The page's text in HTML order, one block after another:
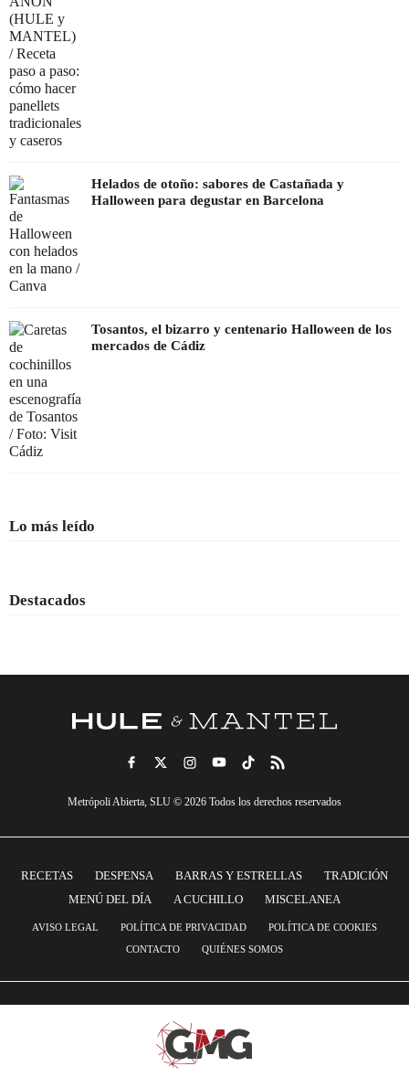
Helados de otoño: sabores de Castañada y
Halloween para degustar en Barcelona
Tosantos, el bizarro y centenario Halloween de los
mercados de Cádiz
Lo más leído
Destacados
Metrópoli Abierta, SLU © 2026 Todos los derechos reservados
RECETAS DESPENSA BARRAS Y ESTRELLAS
TRADICIÓN
MENÚ DEL DÍA
A CUCHILLO MISCELANEA
AVISO LEGAL POLÍTICA DE PRIVACIDAD
POLÍTICA DE COOKIES
CONTACTO
QUIÉNES SOMOS